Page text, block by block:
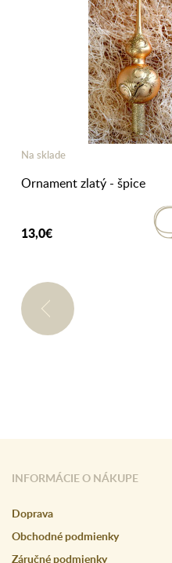
Na sklade
Ornament zlatý - špice
13,0€
INFORMÁCIE O NÁKUPE
Doprava
Obchodné podmienky
Záručné podmienky